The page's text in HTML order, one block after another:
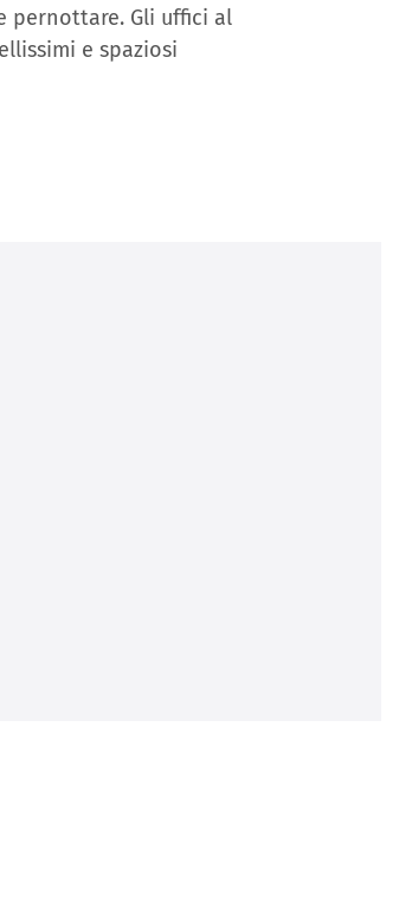
pernottare. Gli uffici al
e spaziosi